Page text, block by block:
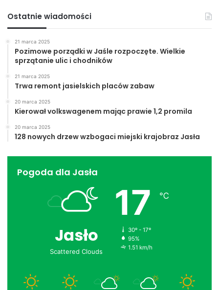
Ostatnie wiadomości
21 marca 2025
Pozimowe porządki w Jaśle rozpoczęte. Wielkie
sprzątanie ulic i chodników
21 marca 2025
Trwa remont jasielskich placów zabaw
20 marca 2025
Kierował volkswagenem mając prawie 1,2 promila
20 marca 2025
128 nowych drzew wzbogaci miejski krajobraz Jasła
Pogoda dla Jasła
Jasło
Scattered Clouds
17 ℃
30º - 17º
95%
1.51 km/h